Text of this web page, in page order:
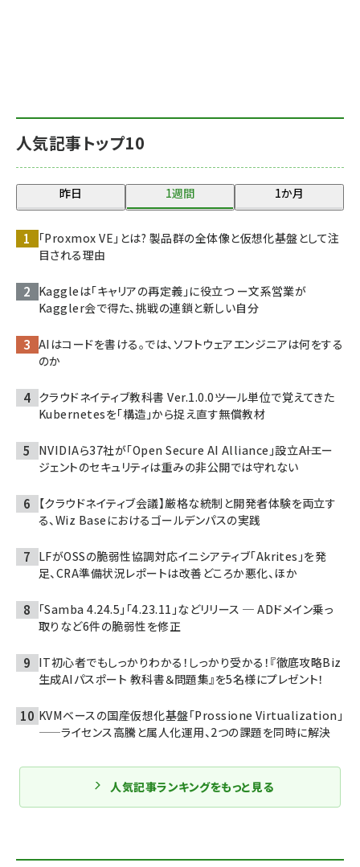
人気記事トップ10
昨日 1週間 1か月
「Proxmox VE」とは? 製品群の全体像と仮想化基盤として注
目される理由
Kaggleは「キャリアの再定義」に役立つ ー文系営業が
Kaggler会で得た、挑戦の連鎖と新しい自分
AIはコードを書ける。では、ソフトウェアエンジニアは何をする
のか
クラウドネイティブ教科書 Ver.1.0.0――ツール単位で覚えてきた
Kubernetesを「構造」から捉え直す無償教材
NVIDIAら37社が「Open Secure AI Alliance」設立――AIエー
ジェントのセキュリティは重みの非公開では守れない
【クラウドネイティブ会議】厳格な統制と開発者体験を両立す
る、Wiz Baseにおけるゴールデンパスの実践
LFがOSSの脆弱性協調対応イニシアティブ「Akrites」を発
足、CRA準備状況レポートは改善どころか悪化、ほか
「Samba 4.24.5」「4.23.11」などリリース ─ ADドメイン乗っ
取りなど6件の脆弱性を修正
IT初心者でもしっかりわかる！しっかり受かる！『徹底攻略Biz
生成AIパスポート 教科書＆問題集』を5名様にプレゼント！
KVMベースの国産仮想化基盤「Prossione Virtualization」
——ライセンス高騰と属人化運用、2つの課題を同時に解決
人気記事ランキングをもっと見る